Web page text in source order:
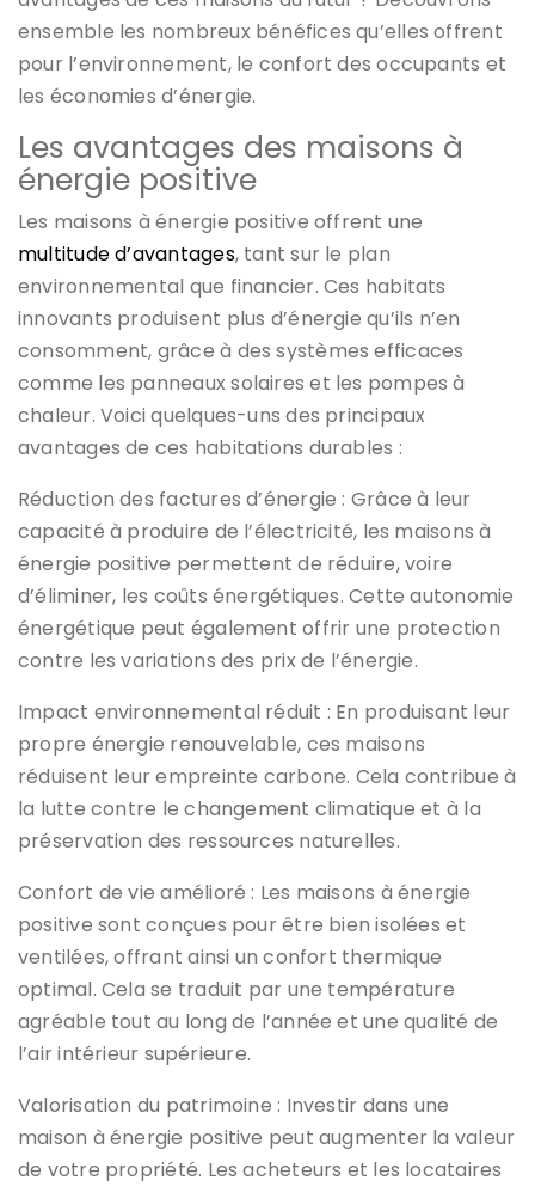
ensemble les nombreux bénéfices qu’elles offrent
pour l’environnement, le confort des occupants et
les économies d’énergie.
Les avantages des maisons à
énergie positive
Les maisons à énergie positive offrent une
multitude d’avantages, tant sur le plan
environnemental que financier. Ces habitats
innovants produisent plus d’énergie qu’ils n’en
consomment, grâce à des systèmes efficaces
comme les panneaux solaires et les pompes à
chaleur. Voici quelques-uns des principaux
avantages de ces habitations durables :
Réduction des factures d’énergie : Grâce à leur
capacité à produire de l’électricité, les maisons à
énergie positive permettent de réduire, voire
d’éliminer, les coûts énergétiques. Cette autonomie
énergétique peut également offrir une protection
contre les variations des prix de l’énergie.
Impact environnemental réduit : En produisant leur
propre énergie renouvelable, ces maisons
réduisent leur empreinte carbone. Cela contribue à
la lutte contre le changement climatique et à la
préservation des ressources naturelles.
Confort de vie amélioré : Les maisons à énergie
positive sont conçues pour être bien isolées et
ventilées, offrant ainsi un confort thermique
optimal. Cela se traduit par une température
agréable tout au long de l’année et une qualité de
l’air intérieur supérieure.
Valorisation du patrimoine : Investir dans une
maison à énergie positive peut augmenter la valeur
de votre propriété. Les acheteurs et les locataires